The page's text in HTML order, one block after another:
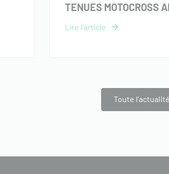
TENUES MOTOCROSS
Toute l’actualité